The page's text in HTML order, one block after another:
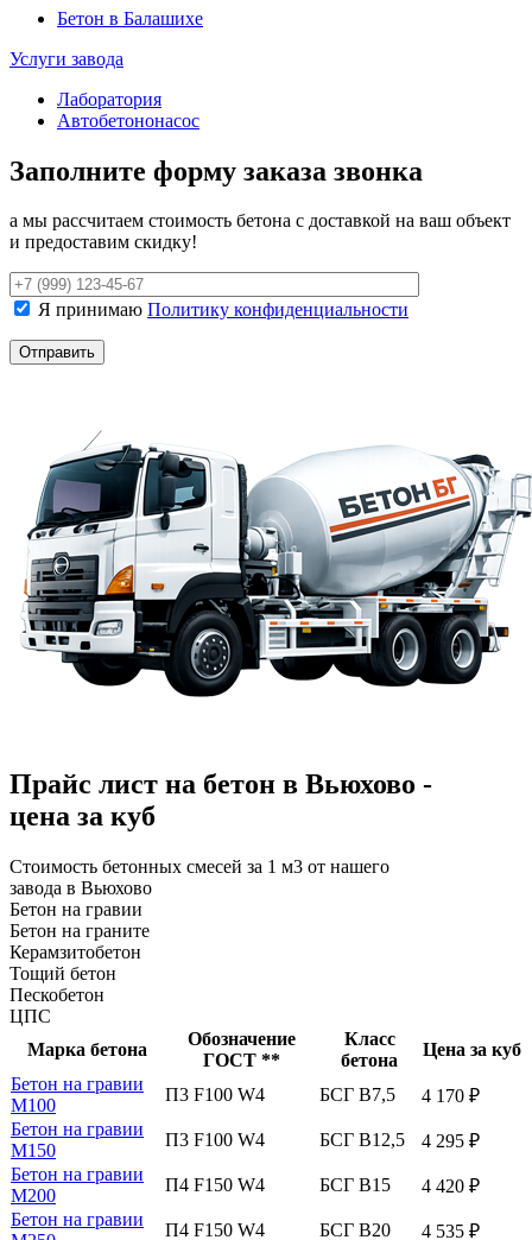
Бетон в Балашихе
Услуги завода
Лаборатория
Автобетононасос
Заполните форму заказа звонка
а мы рассчитаем стоимость бетона с доставкой на ваш объект
и предоставим скидку!
Я принимаю Политику конфиденциальности
Прайс лист на бетон в Вьюхово -
цена за куб
Стоимость бетонных смесей за 1 м3 от нашего
завода в Вьюхово
Бетон на гравии
Бетон на граните
Керамзитобетон
Тощий бетон
Пескобетон
ЦПС
Марка бетона
Обозначение
ГОСТ **
Класс
бетона
Цена за куб
Бетон на гравии
М100
П3 F100 W4 БСГ В7,5
4 170 ₽
Бетон на гравии
М150
П3 F100 W4 БСГ В12,5
4 295 ₽
Бетон на гравии
М200
П4 F150 W4 БСГ В15
4 420 ₽
Бетон на гравии
П4 F150 W4 БСГ В20 4 535 ₽